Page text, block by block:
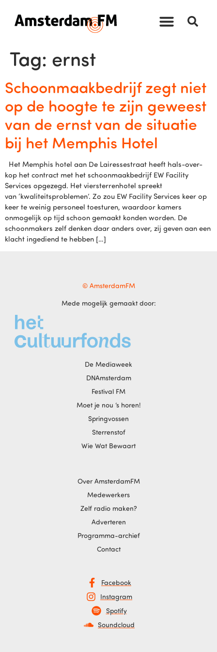
Tag: ernst
Schoonmaakbedrijf zegt niet
op de hoogte te zijn geweest
van de ernst van de situatie
bij het Memphis Hotel
Het Memphis hotel aan De Lairessestraat heeft hals-over-
kop het contract met het schoonmaakbedrijf EW Facility
Services opgezegd. Het viersterrenhotel spreekt
van ‘kwaliteitsproblemen’. Zo zou EW Facility Services keer op
keer te weinig personeel toesturen, waardoor kamers
onmogelijk op tijd schoon gemaakt konden worden. De
schoonmakers zelf denken daar anders over, zij geven aan een
klacht ingediend te hebben […]
© AmsterdamFM
Mede mogelijk gemaakt door:
De Mediaweek
DNAmsterdam
Festival FM
Moet je nou ‘s horen!
Springvossen
Sterrenstof
Wie Wat Bewaart
Over AmsterdamFM
Medewerkers
Zelf radio maken?
Adverteren
Programma-archief
Contact
Facebook
Instagram
Spotify
Soundcloud